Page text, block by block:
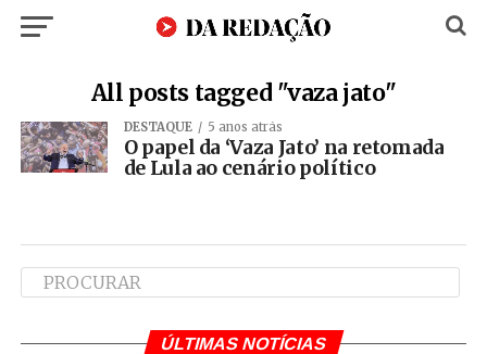
All posts tagged "vaza jato"
DESTAQUE 5 anos atrás
O papel da ‘Vaza Jato’ na retomada
de Lula ao cenário político
ÚLTIMAS NOTÍCIAS